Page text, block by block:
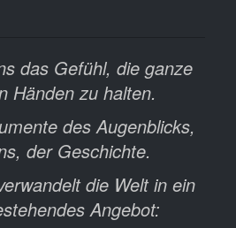
das Gefühl, die ganze
Händen zu halten.
des Augenblicks,
der Geschichte.
die Welt in ein
Angebot: